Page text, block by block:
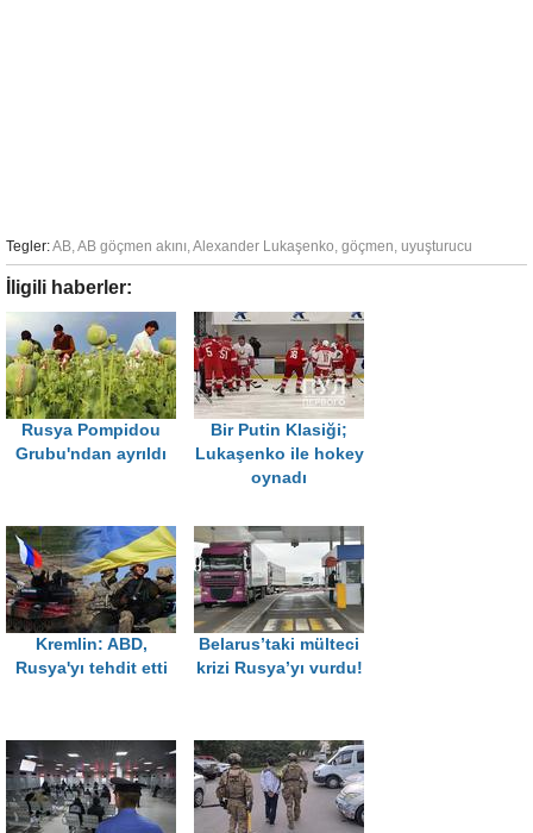
Tegler:AB AB göçmen akını Alexander Lukaşenko göçmen uyuşturucu
İligili haberler:
Rusya Pompidou
Grubu'ndan ayrıldı
Bir Putin Klasiği;
Lukaşenko ile hokey
oynadı
Kremlin: ABD,
Rusya'yı tehdit etti
Belarus’taki mülteci
krizi Rusya’yı vurdu!